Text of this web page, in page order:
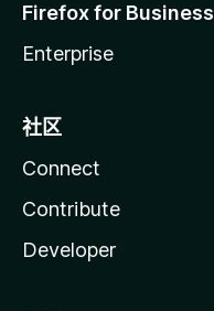
Firefox for Business
Enterprise
社区
Connect
Contribute
Developer